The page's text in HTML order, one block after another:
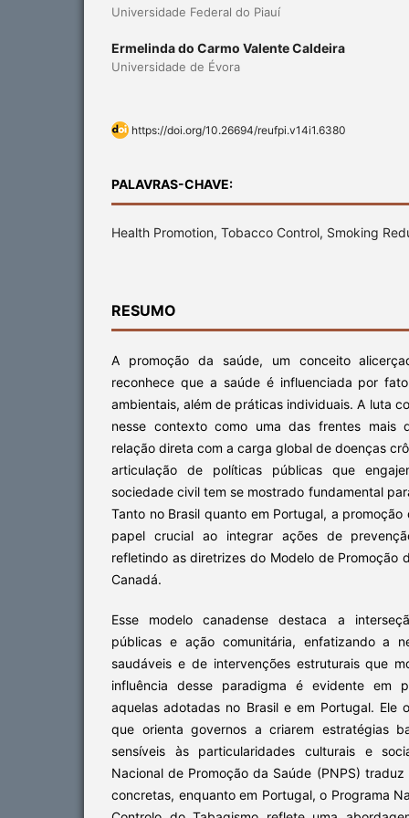
Universidade Federal do Piauí
Ermelinda do Carmo Valente Caldeira
Universidade de Évora
https://doi.org/10.26694/reufpi.v14i1.6380
PALAVRAS-CHAVE:
Health Promotion, Tobacco Control, Smoking
RESUMO
A promoção da saúde, um conceito
reconhece que a saúde é influenciada por
ambientais, além de práticas individuais. A luta
nesse contexto como uma das frentes mais
relação direta com a carga global de doenças
articulação de políticas públicas que
sociedade civil tem se mostrado fundamental
Tanto no Brasil quanto em Portugal, a
papel crucial ao integrar ações de
refletindo as diretrizes do Modelo de Promoção
Canadá.
Esse modelo canadense destaca a
públicas e ação comunitária, enfatizando a
saudáveis e de intervenções estruturais que
influência desse paradigma é evidente em
aquelas adotadas no Brasil e em Portugal. Ele
que orienta governos a criarem estratégias
sensíveis às particularidades culturais e
Nacional de Promoção da Saúde (PNPS)
concretas, enquanto em Portugal, o Programa